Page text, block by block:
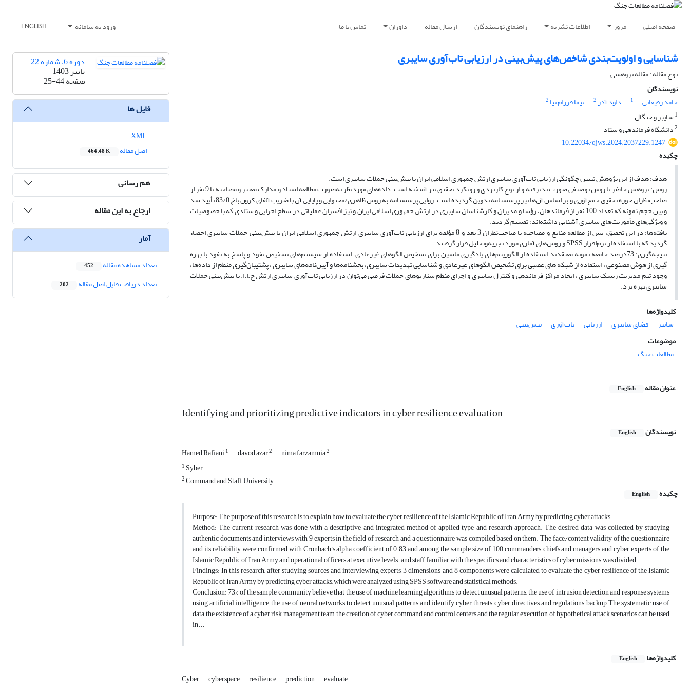
صفحه اصلی مرور اطلاعات نشریه راهنمای نویسندگان ارسال مقاله داوران تماس با ما ورود به سامانه ENGLISH
شناسایی و اولویت‌بندی شاخص‌های پیش‌بینی در ارزیابی تاب‌آوری سایبری
نوع مقاله : مقاله پژوهشی
نویسندگان
حامد رفیعانی
1 داود آذر2 نیما فرزام نیا 2
1 سایبر و جنگال
2دانشگاه فرماندهی و ستاد
10.22034/qjws.2024.2037229.1247
چکیده
هدف: هدف از این پژوهش تبیین چگونگی ارزیابی تاب‌آوری سایبری ارتش جمهوری اسلامی ایران با پیش‌بینی حملات سایبری است.
روش: پژوهش حاضر با روش توصیفی صورت پذیرفته و از نوع کاربردی و رویکرد تحقیق نیز آمیخته است. داده‌های موردنظر به‌صورت مطالعه اسناد و مدارک معتبر و مصاحبه با 9 نفر از
صاحب‌نظران حوزه تحقیق جمع‌آوری و بر اساس آن‌ها نیز پرسشنامه تدوین گردیده است. روایی پرسشنامه به روش ظاهری/محتوایی و پایایی آن با ضریب آلفای کرون باخ 83/0 تأیید شد
و بین حجم نمونه که تعداد 100 نفر از فرماندهان، رؤسا و مدیران و کارشناسان سایبری در ارتش جمهوری اسلامی ایران و نیز افسران عملیاتی در سطح اجرایی و ستادی که با خصوصیات
و ویژگی‌های مأموریت‌های سایبری آشنایی داشته‌اند؛ تقسیم گردید.
یافته‌ها: در این تحقیق، پس از مطالعه منابع و مصاحبه با صاحب‌نظران 3 بعد و 8 مؤلفه برای ارزیابی تاب‌آوری سایبری ارتش جمهوری اسلامی ایران با پیش‌بینی حملات سایبری احصاء
گردید که با استفاده از نرم‌افزار SPSS و روش‌های آماری مورد تجزیه‌وتحلیل قرار گرفتند.
نتیجه‌گیری: 73درصد جامعه نمونه معتقدند استفاده از الگوریتم‌های یادگیری ماشین برای تشخیص الگوهای غیرعادی، استفاده از سیستم‌های تشخیص نفوذ و پاسخ به نفوذ با بهره
گیری از هوش مصنوعی ، استفاده از شبکه های عصبی برای تشخیص الگوهای غیرعادی و شناسایی تهدیدات سایبری، بخشنامه‌ها و آیین‌نامه‌های سایبری ، پشتیبان‌گیری منظم از داده‌ها،
وجود تیم مدیریت ریسک سایبری ، ایجاد مراکز فرماندهی و کنترل سایبری و اجرای منظم سناریوهای حملات فرضی می‌توان در ارزیابی تاب‌آوری سایبری ارتش ج.ا.ا. با پیش‌بینی حملات
سایبری بهره برد.
کلیدواژه‌ها
سایبر
فضای سایبری ارزیابی تاب‌آوری
پیش‌بینی
موضوعات
مطالعات جنگ
عنوان مقاله English
Identifying and prioritizing predictive indicators in cyber resilience evaluation
نویسندگان English
Hamed Rafiani1 davod azar2 nima farzamnia2
1 Syber
2Command and Staff University
چکیده
English
Purpose: The purpose of this research is to explain how to evaluate the cyber resilience of the Islamic Republic of Iran Army by predicting cyber attacks.
Method: The current research was done with a descriptive and integrated method of applied type and research approach. The desired data was collected by studying
authentic documents and interviews with 9 experts in the field of research, and a questionnaire was compiled based on them. The face/content validity of the questionnaire
and its reliability were confirmed with Cronbach's alpha coefficient of 0.83 and among the sample size of 100 commanders, chiefs and managers and cyber experts of the
Islamic Republic of Iran Army and operational officers at executive levels. and staff familiar with the specifics and characteristics of cyber missions, was divided.
Findings: In this research, after studying sources and interviewing experts, 3 dimensions and 8 components were calculated to evaluate the cyber resilience of the Islamic
Republic of Iran Army by predicting cyber attacks, which were analyzed using SPSS software and statistical methods.
Conclusion: 73% of the sample community believe that the use of machine learning algorithms to detect unusual patterns, the use of intrusion detection and response systems
using artificial intelligence, the use of neural networks to detect unusual patterns and identify cyber threats, cyber directives and regulations, backup The systematic use of
data, the existence of a cyber risk management team, the creation of cyber command and control centers and the regular execution of hypothetical attack scenarios can be used
in...
کلیدواژه‌ها English
Cyber cyberspace resilience prediction evaluate
دوره 6، شماره 22
پاییز 1403
صفحه25-44
فایل ها
اصل مقاله
464.48 K
هم رسانی
ارجاع به این مقاله
آمار
تعداد مشاهده مقاله 452
تعداد دریافت فایل اصل مقاله 202